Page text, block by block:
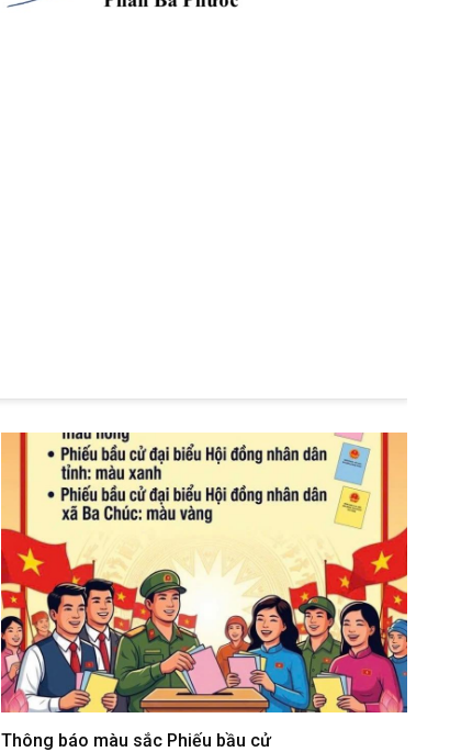
Thông báo màu sắc Phiếu bầu cử